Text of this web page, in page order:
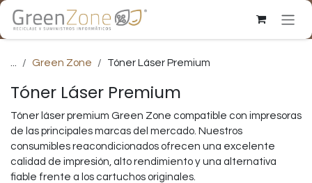
Ir al contenido
... Green Zone Tóner Láser Premium
Tóner Láser Premium
Tóner láser premium Green Zone compatible con impresoras
de las principales marcas del mercado. Nuestros
consumibles reacondicionados ofrecen una excelente
calidad de impresión, alto rendimiento y una alternativa
fiable frente a los cartuchos originales.